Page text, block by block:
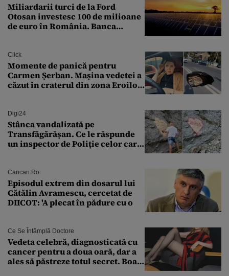
Miliardarii turci de la Ford
Otosan investesc 100 de milioane
de euro în România. Banca
Click
Momente de panică pentru
Carmen Șerban. Mașina vedetei a
căzut în craterul din zona Eroilor:
Digi24
Stânca vandalizată pe
Transfăgărășan. Ce le răspunde
un inspector de Poliție celor care
Cancan.ro
Episodul extrem din dosarul lui
Cătălin Avramescu, cercetat de
DIICOT: 'A plecat în pădure cu o
Ce Se Întâmplă Doctore
Vedeta celebră, diagnosticată cu
cancer pentru a doua oară, dar a
ales să păstreze totul secret. Boala